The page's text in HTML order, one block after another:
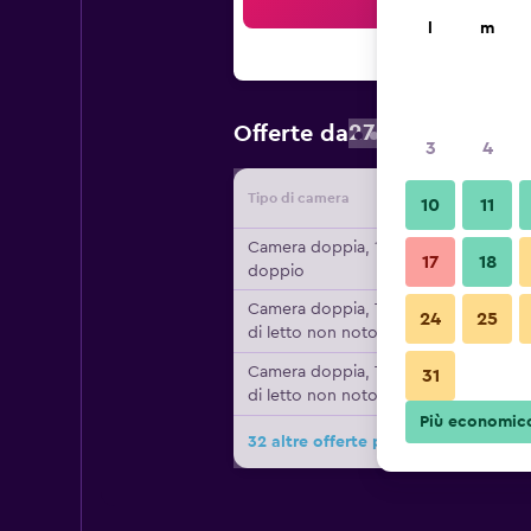
Offerte da27 € Prezzo a
Tipo di camera Fornitore
Camera doppia, 1 letto
doppio
Camera doppia, Tipo
di letto non noto
Camera doppia, Tipo
di letto non noto
32 altre offerte per San Remo Hotel
m
3 4
10 11
17 18
24 25
31
Più